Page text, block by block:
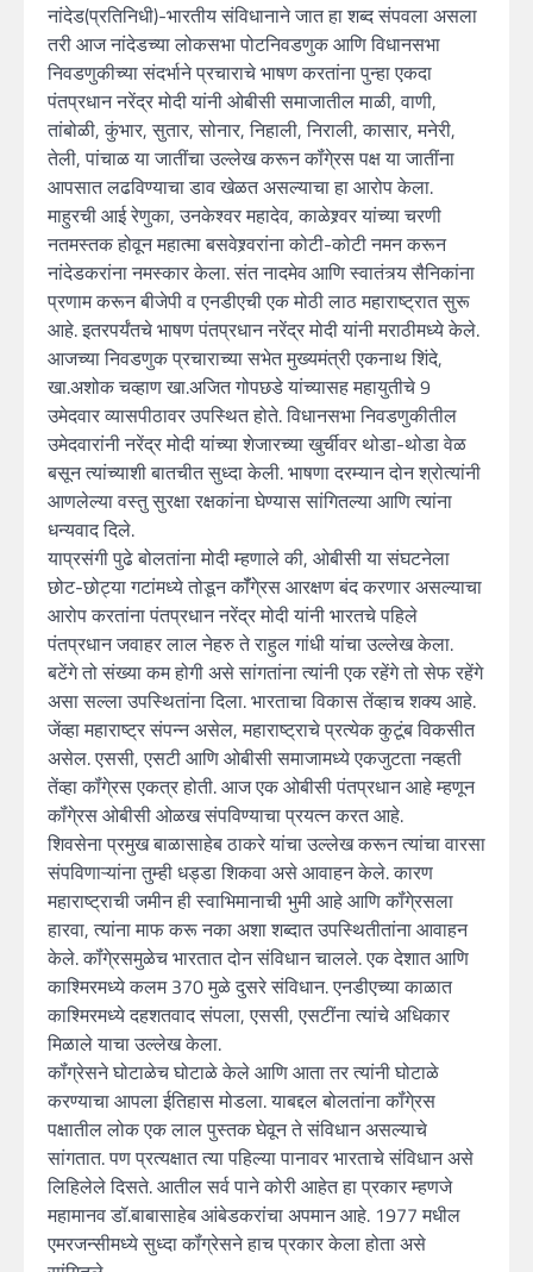
नांदेड(प्रतिनिधी)-भारतीय संविधानाने जात हा शब्द संपवला असला
तरी आज नांदेडच्या लोकसभा पोटनिवडणुक आणि विधानसभा
निवडणुकीच्या संदर्भाने प्रचाराचे भाषण करतांना पुन्हा एकदा
पंतप्रधान नरेंद्र मोदी यांनी ओबीसी समाजातील माळी, वाणी,
तांबोळी, कुंभार, सुतार, सोनार, निहाली, निराली, कासार, मनेरी,
तेली, पांचाळ या जातींचा उल्लेख करून कॉंगे्रस पक्ष या जातींना
आपसात लढविण्याचा डाव खेळत असल्याचा हा आरोप केला.
माहुरची आई रेणुका, उनकेश्वर महादेव, काळेश्र्वर यांच्या चरणी
नतमस्तक होवून महात्मा बसवेश्र्वरांना कोटी-कोटी नमन करून
नांदेडकरांना नमस्कार केला. संत नादमेव आणि स्वातंत्र्य सैनिकांना
प्रणाम करून बीजेपी व एनडीएची एक मोठी लाठ महाराष्ट्रात सुरू
आहे. इतरपर्यंतचे भाषण पंतप्रधान नरेंद्र मोदी यांनी मराठीमध्ये केले.
आजच्या निवडणुक प्रचाराच्या सभेत मुख्यमंत्री एकनाथ शिंदे,
खा.अशोक चव्हाण खा.अजित गोपछडे यांच्यासह महायुतीचे 9
उमेदवार व्यासपीठावर उपस्थित होते. विधानसभा निवडणुकीतील
उमेदवारांनी नरेंद्र मोदी यांच्या शेजारच्या खुर्चीवर थोडा-थोडा वेळ
बसून त्यांच्याशी बातचीत सुध्दा केली. भाषणा दरम्यान दोन श्रोत्यांनी
आणलेल्या वस्तु सुरक्षा रक्षकांना घेण्यास सांगितल्या आणि त्यांना
धन्यवाद दिले.
याप्रसंगी पुढे बोलतांना मोदी म्हणाले की, ओबीसी या संघटनेला
छोट-छोट्या गटांमध्ये तोडून कॉँगे्रस आरक्षण बंद करणार असल्याचा
आरोप करतांना पंतप्रधान नरेंद्र मोदी यांनी भारतचे पहिले
पंतप्रधान जवाहर लाल नेहरु ते राहुल गांधी यांचा उल्लेख केला.
बटेंगे तो संख्या कम होगी असे सांगतांना त्यांनी एक रहेंगे तो सेफ रहेंगे
असा सल्ला उपस्थितांना दिला. भारताचा विकास तेंव्हाच शक्य आहे.
जेंव्हा महाराष्ट्र संपन्न असेल, महाराष्ट्राचे प्रत्येक कुटूंब विकसीत
असेल. एससी, एसटी आणि ओबीसी समाजामध्ये एकजुटता नव्हती
तेंव्हा कॉंगे्रस एकत्र होती. आज एक ओबीसी पंतप्रधान आहे म्हणून
कॉंगे्रस ओबीसी ओळख संपविण्याचा प्रयत्न करत आहे.
शिवसेना प्रमुख बाळासाहेब ठाकरे यांचा उल्लेख करून त्यांचा वारसा
संपविणाऱ्यांना तुम्ही धड्डा शिकवा असे आवाहन केले. कारण
महाराष्ट्राची जमीन ही स्वाभिमानाची भुमी आहे आणि कॉंगे्रसला
हारवा, त्यांना माफ करू नका अशा शब्दात उपस्थितीतांना आवाहन
केले. कॉंगे्रसमुळेच भारतात दोन संविधान चालले. एक देशात आणि
काश्मिरमध्ये कलम 370 मुळे दुसरे संविधान. एनडीएच्या काळात
काश्मिरमध्ये दहशतवाद संपला, एससी, एसटींना त्यांचे अधिकार
मिळाले याचा उल्लेख केला.
कॉंग्रेसने घोटाळेच घोटाळे केले आणि आता तर त्यांनी घोटाळे
करण्याचा आपला ईतिहास मोडला. याबद्दल बोलतांना कॉंगे्रस
पक्षातील लोक एक लाल पुस्तक घेवून ते संविधान असल्याचे
सांगतात. पण प्रत्यक्षात त्या पहिल्या पानावर भारताचे संविधान असे
लिहिलेले दिसते. आतील सर्व पाने कोरी आहेत हा प्रकार म्हणजे
महामानव डॉ.बाबासाहेब आंबेडकरांचा अपमान आहे. 1977 मधील
एमरजन्सीमध्ये सुध्दा कॉंग्रेसने हाच प्रकार केला होता असे